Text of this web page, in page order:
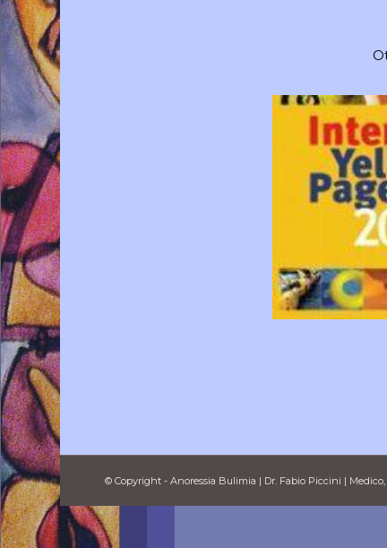
© Copyright - Anoressia Bulimia | Dr. Fabio Piccini |